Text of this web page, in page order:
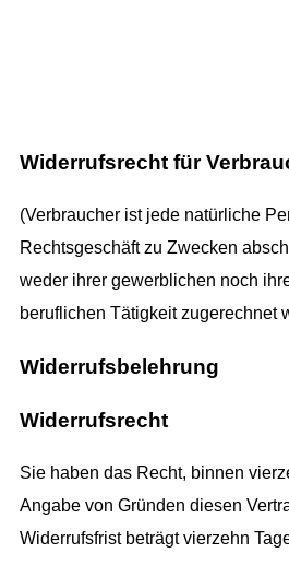
Widerrufsrecht für
(Verbraucher ist jede natürliche
Rechtsgeschäft zu Zwecken
weder ihrer gewerblichen noch
beruflichen Tätigkeit zugerechnet
Widerrufsbelehrung
Widerrufsrecht
Sie haben das Recht, binnen
Angabe von Gründen diesen
Widerrufsfrist beträgt vierzehn